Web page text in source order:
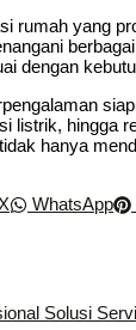
rumah yang
dengan
listrik, hingga
hanya
WhatsApp